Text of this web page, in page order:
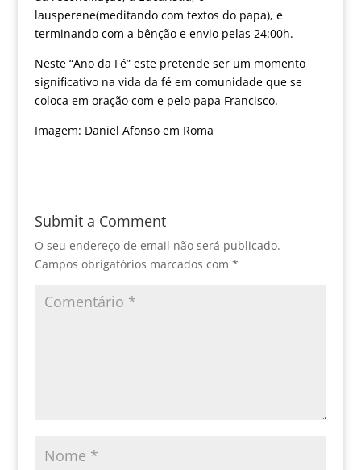
lausperene(meditando com textos do papa), e
terminando com a bênção e envio pelas 24:00h.
Neste “Ano da Fé” este pretende ser um momento
significativo na vida da fé em comunidade que se
coloca em oração com e pelo papa Francisco.
Imagem: Daniel Afonso em Roma
Submit a Comment
O seu endereço de email não será publicado.
Campos obrigatórios marcados com *